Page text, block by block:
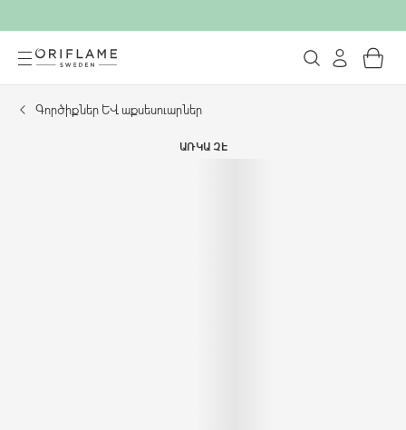
Գործիքներ և աքսեսուարներ
ԱՌԿԱ ՉԷ